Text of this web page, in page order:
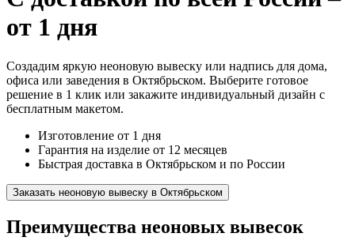
от 1 дня
Создадим яркую неоновую вывеску или надпись для дома,
офиса или заведения в Октябрьском. Выберите готовое
решение в 1 клик или закажите индивидуальный дизайн с
бесплатным макетом.
Изготовление от 1 дня
Гарантия на изделие от 12 месяцев
Быстрая доставка в Октябрьском и по России
Заказать неоновую вывеску в Октябрьском
Преимущества неоновых вывесок